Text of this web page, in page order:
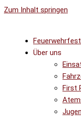
Zum Inhalt springen
Über uns
First